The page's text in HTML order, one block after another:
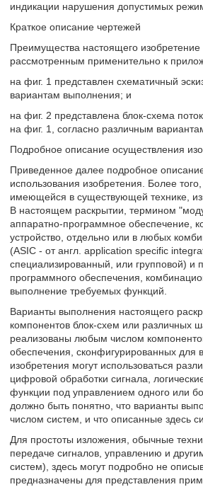
индикации нарушения допустимых
Краткое описание чертежей
Преимущества настоящего
рассмотренным применительно к
на фиг. 1 представлен схематичный
вариантам выполнения; и
на фиг. 2 представлена блок-схема
на фиг. 1, согласно различным
Подробное описание осуществления
Приведенное далее подробное
использования изобретения. Более
имеющейся в существующей технике,
В настоящем раскрытии, термином
аппаратно-программное обеспечение,
устройство, отдельно или в любых
(ASIC - от англ. application specific
специализированный, или групповой)
программного обеспечения,
выполнение требуемых функций.
Варианты выполнения настоящего
компонентов блок-схем или различных
реализованы любым числом
обеспечения, сконфигурированных
изобретения могут использоваться
цифровой обработки сигнала,
функции под управлением одного или
должно быть понятно, что варианты
числом систем, и что описанные здесь
Для простоты изложения, обычные
передаче сигналов, управлению и
систем), здесь могут подробно не
предназначены для представления